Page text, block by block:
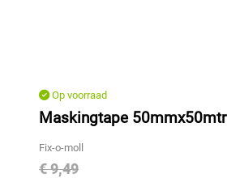
Op voorraad
Maskingtape 50mmx50mtr
Fix-o-moll
€ 9,49